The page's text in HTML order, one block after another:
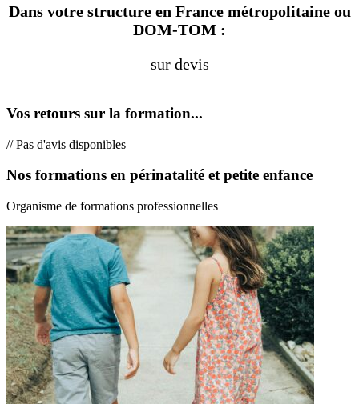
Dans votre structure en France métropolitaine ou
DOM-TOM :
sur devis
Vos retours sur la formation...
// Pas d'avis disponibles
Nos formations en périnatalité et petite enfance
Organisme de formations professionnelles